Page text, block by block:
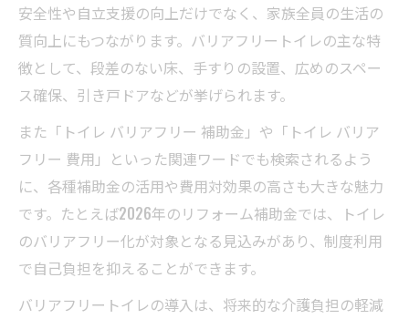
安全性や自立支援の向上だけでなく、家族全員の生活の
質向上にもつながります。バリアフリートイレの主な特
徴として、段差のない床、手すりの設置、広めのスペー
ス確保、引き戸ドアなどが挙げられます。
また「トイレ バリアフリー 補助金」や「トイレ バリア
フリー 費用」といった関連ワードでも検索されるよう
に、各種補助金の活用や費用対効果の高さも大きな魅力
です。たとえば2026年のリフォーム補助金では、トイレ
のバリアフリー化が対象となる見込みがあり、制度利用
で自己負担を抑えることができます。
バリアフリートイレの導入は、将来的な介護負担の軽減